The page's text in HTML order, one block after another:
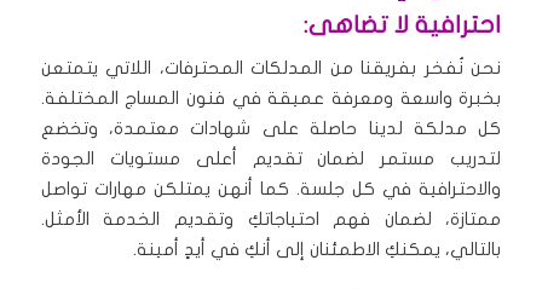
احترافية لا تضاهى:
نحن نُفخر بفريقنا من المدلكات المحترفات، اللاتي يتمتعن
بخبرة واسعة ومعرفة عميقة في فنون المساج المختلفة.
كل مدلكة لدينا حاصلة على شهادات معتمدة، وتخضع
لتدريب مستمر لضمان تقديم أعلى مستويات الجودة
والاحترافية في كل جلسة. كما أنهن يمتلكن مهارات تواصل
ممتازة، لضمان فهم احتياجاتكِ وتقديم الخدمة الأمثل.
بالتالي، يمكنكِ الاطمئنان إلى أنكِ في أيدٍ أمينة.